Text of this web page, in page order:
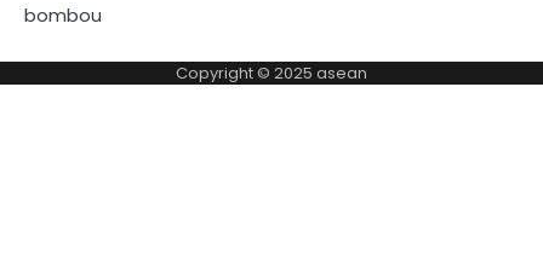
bombou
Copyright © 2025 asean